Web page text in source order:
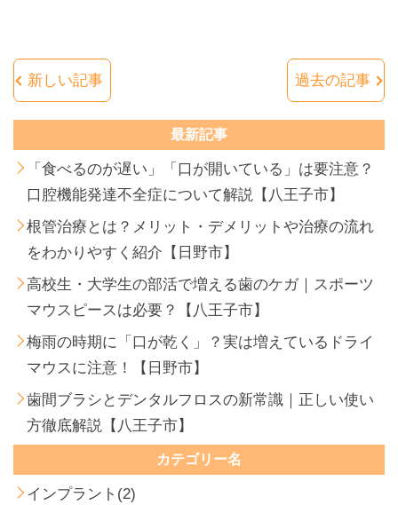
新しい記事 過去の記事
最新記事
「食べるのが遅い」「口が開いている」は要注意？
口腔機能発達不全症について解説【八王子市】
根管治療とは？メリット・デメリットや治療の流れ
をわかりやすく紹介【日野市】
高校生・大学生の部活で増える歯のケガ｜スポーツ
マウスピースは必要？【八王子市】
梅雨の時期に「口が乾く」？実は増えているドライ
マウスに注意！【日野市】
歯間ブラシとデンタルフロスの新常識｜正しい使い
方徹底解説【八王子市】
カテゴリー名
インプラント(2)